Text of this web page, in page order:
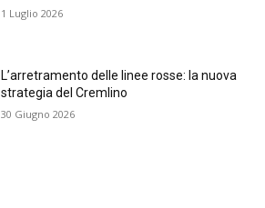
1 Luglio 2026
L’arretramento delle linee rosse: la nuova
strategia del Cremlino
30 Giugno 2026